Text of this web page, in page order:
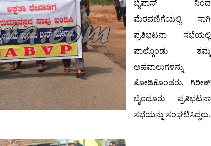
ಬೈಪಾಸ್ ನಿಂದ
ಮೆರವಣಿಗೆಯಲ್ಲಿ ಸಾಗಿ
ಪ್ರತಿಭಟನಾ ಸಭೆಯಲ್ಲಿ
ಪಾಲ್ಗೊಂಡು ತಮ್ಮ
ಅಹವಾಲುಗಳನ್ನು
ತೋಡಿಕೊಂಡರು. ಗಿರೀಶ್
ಬೈಂದೂರು ಪ್ರತಿಭಟನಾ
ಸಭೆಯನ್ನು ಸಂಘಟಿಸಿದ್ದರು.